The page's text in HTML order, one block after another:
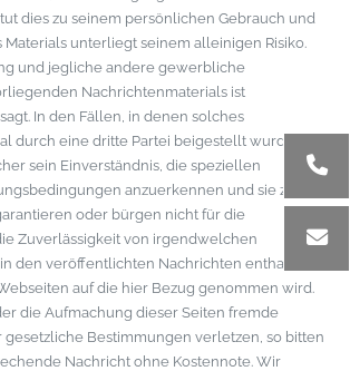
dies zu seinem persönlichen Gebrauch und
Materials unterliegt seinem alleinigen Risiko.
und jegliche andere gewerbliche
Nachrichtenmaterials ist
In den Fällen, in denen solches
durch eine dritte Partei beigestellt wurde,
sein Einverständnis, die speziellen
anzuerkennen und sie zu
oder bürgen nicht für die
Zuverlässigkeit von irgendwelchen
den veröffentlichten Nachrichten enthalten
auf die hier Bezug genommen wird.
die Aufmachung dieser Seiten fremde
gesetzliche Bestimmungen verletzen, so bitten
Nachricht ohne Kostennote. Wir